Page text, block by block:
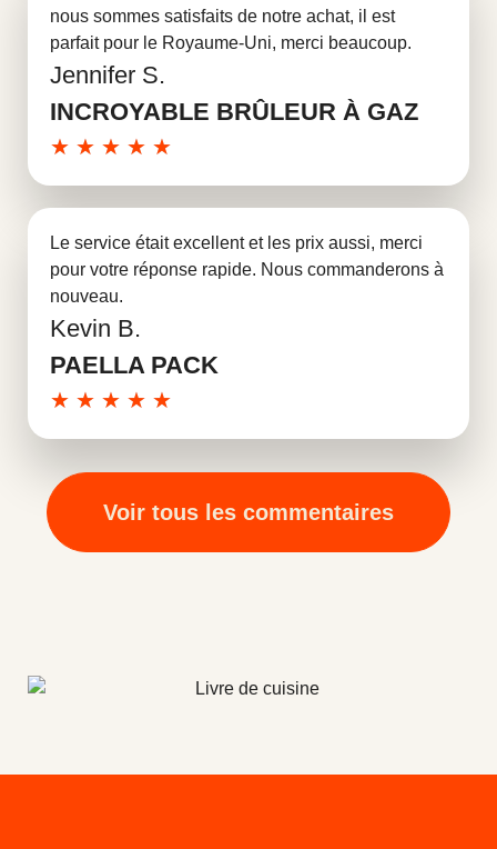
nous sommes satisfaits de notre achat, il est
parfait pour le Royaume-Uni, merci beaucoup.
Jennifer S.
INCROYABLE BRÛLEUR À GAZ
★ ★ ★ ★ ★
Le service était excellent et les prix aussi, merci
pour votre réponse rapide. Nous commanderons à
nouveau.
Kevin B.
PAELLA PACK
★ ★ ★ ★ ★
Voir tous les commentaires